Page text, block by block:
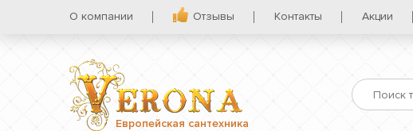
О компании Отзывы Контакты Акции
Европейская сантехника